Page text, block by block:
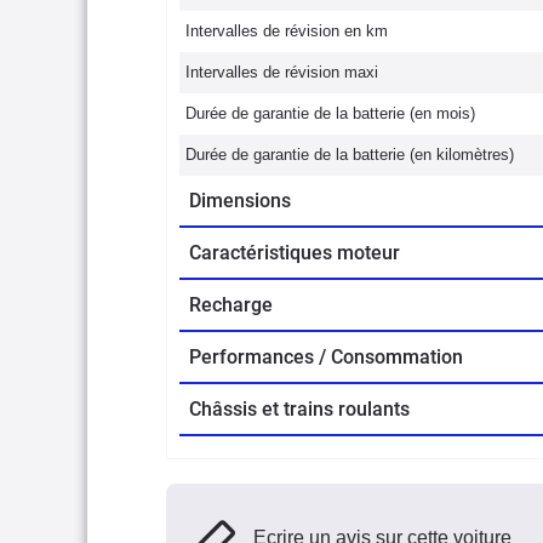
Intervalles de révision en km
Intervalles de révision maxi
Durée de garantie de la batterie (en mois)
Durée de garantie de la batterie (en kilomètres)
Dimensions
Caractéristiques moteur
Recharge
Performances / Consommation
Châssis et trains roulants
Ecrire un avis sur cette voiture